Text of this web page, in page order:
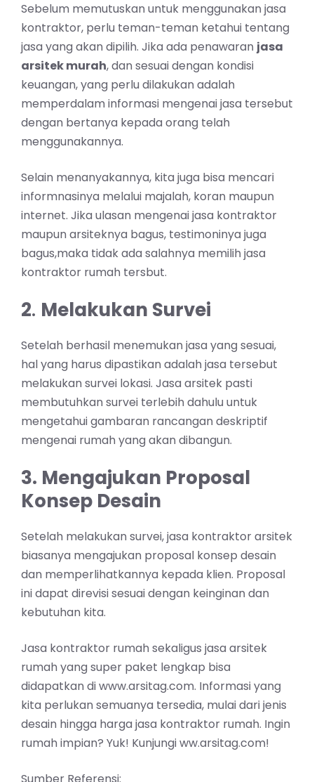
Sebelum memutuskan untuk menggunakan jasa
kontraktor, perlu teman-teman ketahui tentang
jasa yang akan dipilih. Jika ada penawaran jasa
arsitek murah, dan sesuai dengan kondisi
keuangan, yang perlu dilakukan adalah
memperdalam informasi mengenai jasa tersebut
dengan bertanya kepada orang telah
menggunakannya.
Selain menanyakannya, kita juga bisa mencari
informnasinya melalui majalah, koran maupun
internet. Jika ulasan mengenai jasa kontraktor
maupun arsiteknya bagus, testimoninya juga
bagus,maka tidak ada salahnya memilih jasa
kontraktor rumah tersbut.
2. Melakukan Survei
Setelah berhasil menemukan jasa yang sesuai,
hal yang harus dipastikan adalah jasa tersebut
melakukan survei lokasi. Jasa arsitek pasti
membutuhkan survei terlebih dahulu untuk
mengetahui gambaran rancangan deskriptif
mengenai rumah yang akan dibangun.
3. Mengajukan Proposal
Konsep Desain
Setelah melakukan survei, jasa kontraktor arsitek
biasanya mengajukan proposal konsep desain
dan memperlihatkannya kepada klien. Proposal
ini dapat direvisi sesuai dengan keinginan dan
kebutuhan kita.
Jasa kontraktor rumah sekaligus jasa arsitek
rumah yang super paket lengkap bisa
didapatkan di www.arsitag.com. Informasi yang
kita perlukan semuanya tersedia, mulai dari jenis
desain hingga harga jasa kontraktor rumah. Ingin
rumah impian? Yuk! Kunjungi ww.arsitag.com!